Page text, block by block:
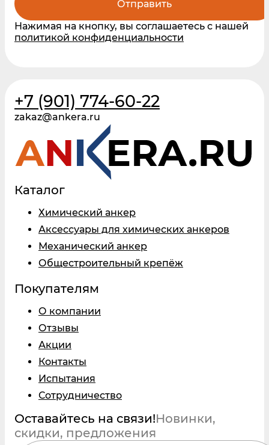
Отправить
Нажимая на кнопку, вы соглашаетесь с нашей
политикой конфиденциальности
+7 (901) 774-60-22
zakaz@ankera.ru
Каталог
Химический анкер
Аксессуары для химических анкеров
Механический анкер
Общестроительный крепёж
Покупателям
О компании
Отзывы
Акции
Контакты
Испытания
Сотрудничество
Оставайтесь на связи!Новинки,
скидки, предложения